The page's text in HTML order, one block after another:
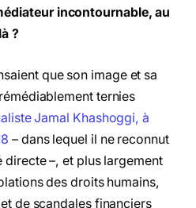
incontournable, au
?
que son image et sa
ternies
Jamal Khashoggi, à
– dans lequel il ne reconnut
–, et plus largement
des droits humains,
de scandales financiers